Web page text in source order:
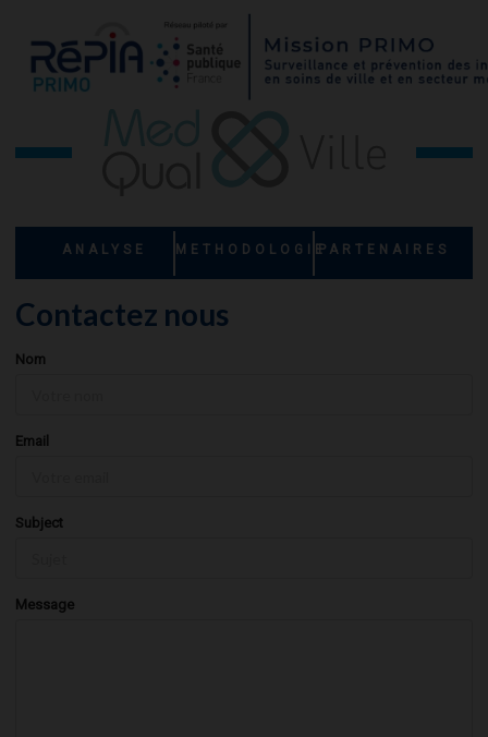
ANALYSE METHODOLOGIEPARTENAIRES
Contactez nous
Nom
Email
Subject
Message